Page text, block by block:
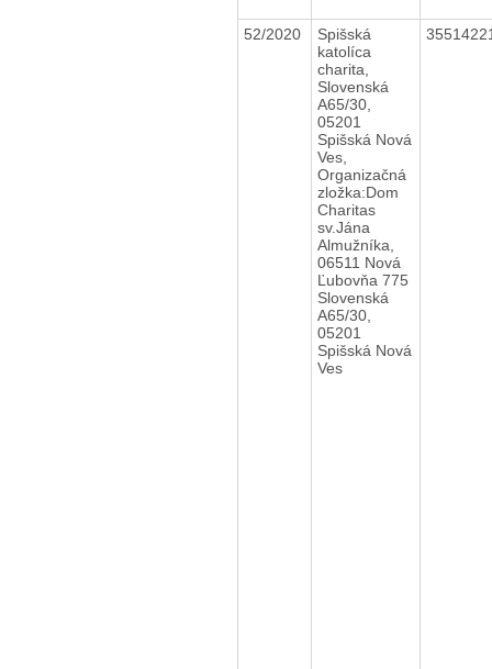
52/2020
Spišská
katolíca
charita,
Slovenská
A65/30,
05201
Spišská Nová
Ves,
Organizačná
zložka:Dom
Charitas
sv.Jána
Almužníka,
06511 Nová
Ľubovňa 775
Slovenská
A65/30,
05201
Spišská Nová
Ves